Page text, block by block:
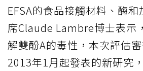
EFSA的食品接觸材料、酶
席Claude Lambre博士表示
解雙酚A的毒性，本次評估
2013年1月起發表的新研究